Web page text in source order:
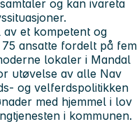
og kan ivareta
av et kompetent og
ansatte fordelt på fem
lokaler i Mandal
utøvelse av alle Nav
og velferdspolitikken
med hjemmel i lov
i kommunen.